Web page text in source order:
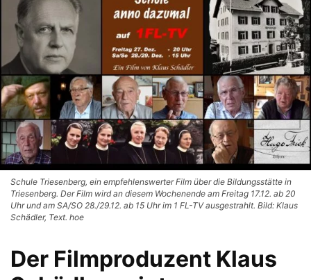
Schule Triesenberg, ein empfehlenswerter Film über die Bildungsstätte in
Triesenberg. Der Film wird an diesem Wochenende am Freitag 17.12. ab 20
Uhr und am SA/SO 28./29.12. ab 15 Uhr im 1 FL-TV ausgestrahlt. Bild: Klaus
Schädler, Text. hoe
Der Filmproduzent Klaus